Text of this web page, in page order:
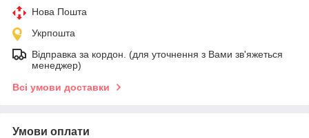
Нова Пошта
Укрпошта
Відправка за кордон. (для уточнення з Вами зв'яжеться
менеджер)
Всі умови доставки
Умови оплати